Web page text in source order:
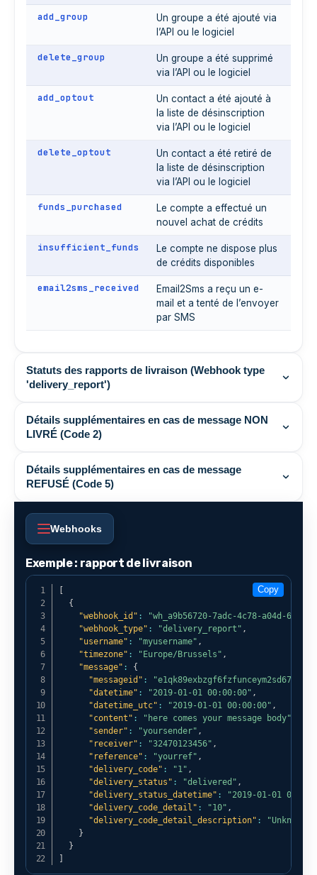
add_group
Un groupe a été ajouté via
l’API ou le logiciel
delete_group
Un groupe a été supprimé
via l’API ou le logiciel
add_optout
Un contact a été ajouté à
la liste de désinscription
via l’API ou le logiciel
delete_optout
Un contact a été retiré de
la liste de désinscription
via l’API ou le logiciel
funds_purchased
Le compte a effectué un
nouvel achat de crédits
insufficient_funds
Le compte ne dispose plus
de crédits disponibles
email2sms_received
Email2Sms a reçu un e-
mail et a tenté de l’envoyer
par SMS
Statuts des rapports de livraison (Webhook type
'delivery_report')
Détails supplémentaires en cas de message NON
LIVRÉ (Code 2)
Détails supplémentaires en cas de message
REFUSÉ (Code 5)
Webhooks
Exemple : rapport de livraison